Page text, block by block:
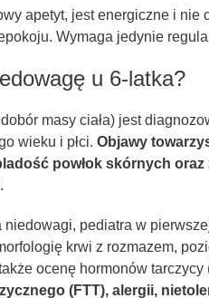
apetyt, jest energiczne i
Wymaga jedynie
u 6-latka?
masy ciała) jest
wieku i płci. Objawy
powłok skórnych
pediatra w
krwi z rozmazem,
ocenę hormonów tarczycy
(FTT), alergii,